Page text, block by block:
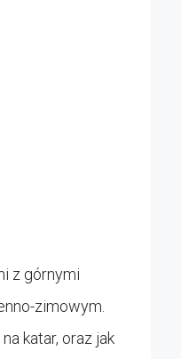
z górnymi
zimowym.
katar, oraz jak